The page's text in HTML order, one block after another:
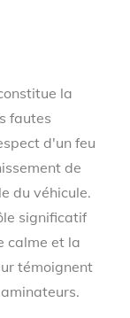
la
fautes
d'un feu
de
du véhicule.
significatif
calme et la
témoignent